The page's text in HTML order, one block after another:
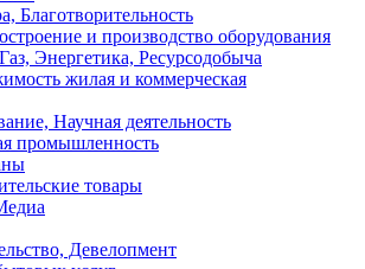
Благотворительность
и производство оборудования
Энергетика, Ресурсодобыча
жилая и коммерческая
Научная деятельность
промышленность
товары
Девелопмент